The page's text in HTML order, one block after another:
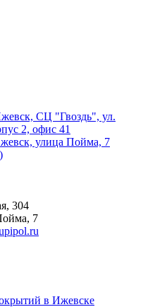
СЦ "Гвоздь", ул.
2, офис 41
улица Пойма, 7
304
7
в Ижевске